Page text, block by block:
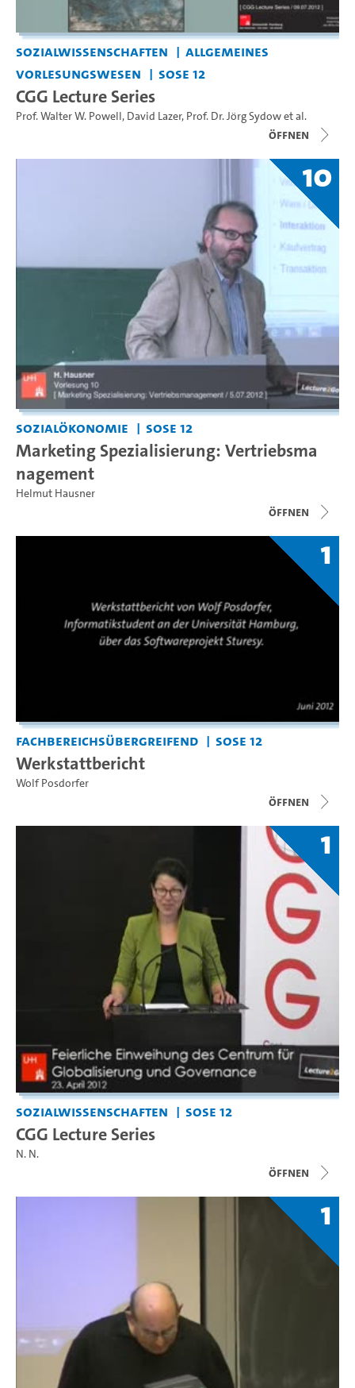
Sozialwissenschaften
Allgemeines
Vorlesungswesen
SoSe 12
CGG Lecture Series
Prof. Walter W. Powell, David Lazer, Prof. Dr. Jörg Sydowet al.
Öffnen
10
Sozialökonomie SoSe 12
Marketing Spezialisierung: Vertriebsma
nagement
Helmut Hausner
Öffnen
1
Fachbereichsübergreifend SoSe 12
Werkstattbericht
Wolf Posdorfer
Öffnen
1
Sozialwissenschaften SoSe 12
CGG Lecture Series
N. N.
Öffnen
1